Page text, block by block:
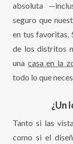
absoluta
seguro que
en tus favoritas.
de los distritos
una casa en la
todo lo que
¿Un
Tanto si las
como si el